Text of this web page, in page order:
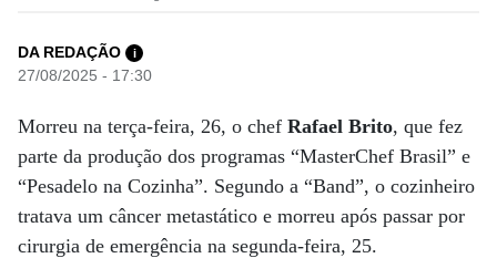
DA REDAÇÃO i
27/08/2025 - 17:30
Morreu na terça-feira, 26, o chef Rafael Brito, que fez
parte da produção dos programas “MasterChef Brasil” e
“Pesadelo na Cozinha”. Segundo a “Band”, o cozinheiro
tratava um câncer metastático e morreu após passar por
cirurgia de emergência na segunda-feira, 25.